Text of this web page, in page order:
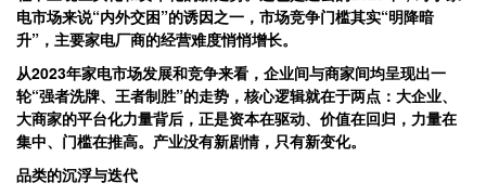
电市场来说“内外交困”的诱因之一，市场竞争门槛其实“明降暗
升”，主要家电厂商的经营难度悄悄增长。
从2023年家电市场发展和竞争来看，企业间与商家间均呈现出一
轮“强者洗牌、王者制胜”的走势，核心逻辑就在于两点：大企业、
大商家的平台化力量背后，正是资本在驱动、价值在回归，力量在
集中、门槛在推高。产业没有新剧情，只有新变化。
品类的沉浮与迭代